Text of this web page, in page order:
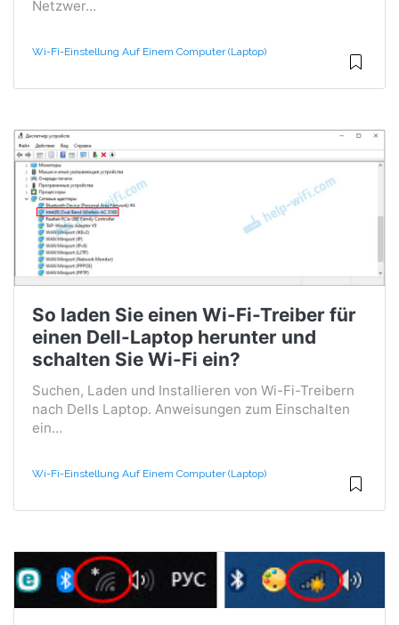
Netzwer...
Wi-Fi-Einstellung Auf Einem Computer (Laptop)
So laden Sie einen Wi-Fi-Treiber für
einen Dell-Laptop herunter und
schalten Sie Wi-Fi ein?
Suchen, Laden und Installieren von Wi-Fi-Treibern
nach Dells Laptop. Anweisungen zum Einschalten
ein...
Wi-Fi-Einstellung Auf Einem Computer (Laptop)